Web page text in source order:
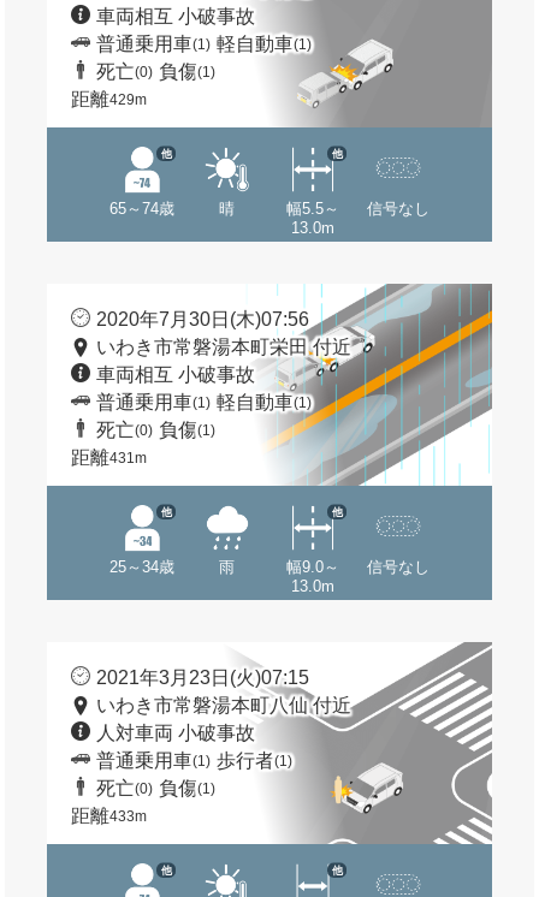
車両相互 小破事故
普通乗用車(1) 軽自動車(1)
死亡(0) 負傷(1)
距離429m
65～74歳
他
晴
幅5.5～
13.0m
他
信号なし
2020年7月30日(木)07:56
いわき市常磐湯本町栄田 付近
車両相互 小破事故
普通乗用車(1) 軽自動車(1)
死亡(0) 負傷(1)
距離431m
25～34歳
他
雨
幅9.0～
13.0m
他
信号なし
2021年3月23日(火)07:15
いわき市常磐湯本町八仙 付近
人対車両 小破事故
普通乗用車(1) 歩行者(1)
死亡(0) 負傷(1)
距離433m
他 他